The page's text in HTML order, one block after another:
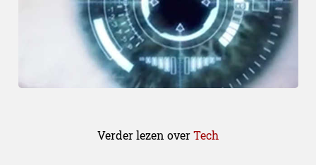
Verder lezen overTech